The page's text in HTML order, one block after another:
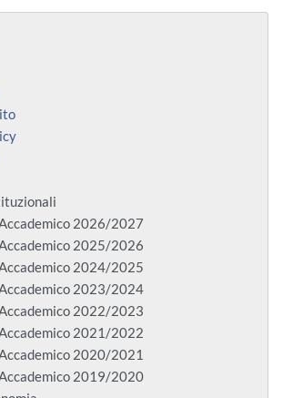
2026/2027
2025/2026
2024/2025
2023/2024
2022/2023
2021/2022
2020/2021
2019/2020